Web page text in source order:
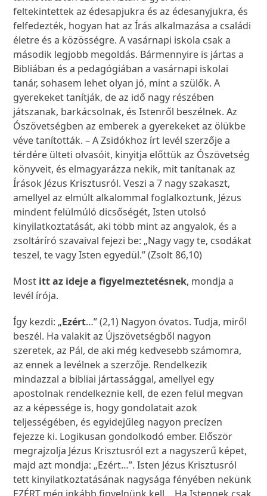
feltekintettek az édesapjukra és az édesanyjukra, és
felfedezték, hogyan hat az Írás alkalmazása a családi
életre és a közösségre. A vasárnapi iskola csak a
második legjobb megoldás. Bármennyire is jártas a
Bibliában és a pedagógiában a vasárnapi iskolai
tanár, sohasem lehet olyan jó, mint a szülők. A
gyerekeket tanítják, de az idő nagy részében
játszanak, barkácsolnak, és Istenről beszélnek. Az
Ószövetségben az emberek a gyerekeket az ölükbe
véve tanították. – A Zsidókhoz írt levél szerzője a
térdére ülteti olvasóit, kinyitja előttük az Ószövetség
könyveit, és elmagyarázza nekik, mit tanítanak az
Írások Jézus Krisztusról. Veszi a 7 nagy szakaszt,
amellyel az elmúlt alkalommal foglalkoztunk, Jézus
mindent felülmúló dicsőségét, Isten utolsó
kinyilatkoztatását, aki több mint az angyalok, és a
zsoltáríró szavaival fejezi be: „Nagy vagy te, csodákat
teszel, te vagy Isten egyedül.” (Zsolt 86,10)
Most itt az ideje a figyelmeztetésnek, mondja a
levél írója.
Így kezdi: „Ezért…” (2,1) Nagyon óvatos. Tudja, miről
beszél. Ha valakit az Újszövetségből nagyon
szeretek, az Pál, de aki még kedvesebb számomra,
az ennek a levélnek a szerzője. Rendelkezik
mindazzal a bibliai jártassággal, amellyel egy
apostolnak rendelkeznie kell, de ezen felül megvan
az a képessége is, hogy gondolatait azok
teljességében, és egyidejűleg nagyon precízen
fejezze ki. Logikusan gondolkodó ember. Először
megrajzolja Jézus Krisztusról ezt a nagyszerű képet,
majd azt mondja: „Ezért…”. Isten Jézus Krisztusról
tett kinyilatkoztatásának nagysága fényében nekünk